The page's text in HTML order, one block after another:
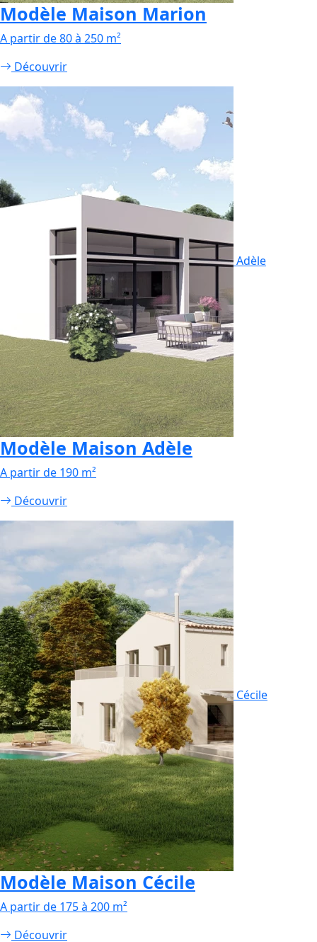
Modèle Maison Marion
A partir de 80 à 250 m²
Découvrir
Adèle
Modèle Maison Adèle
A partir de 190 m²
Découvrir
Cécile
Modèle Maison Cécile
A partir de 175 à 200 m²
Découvrir